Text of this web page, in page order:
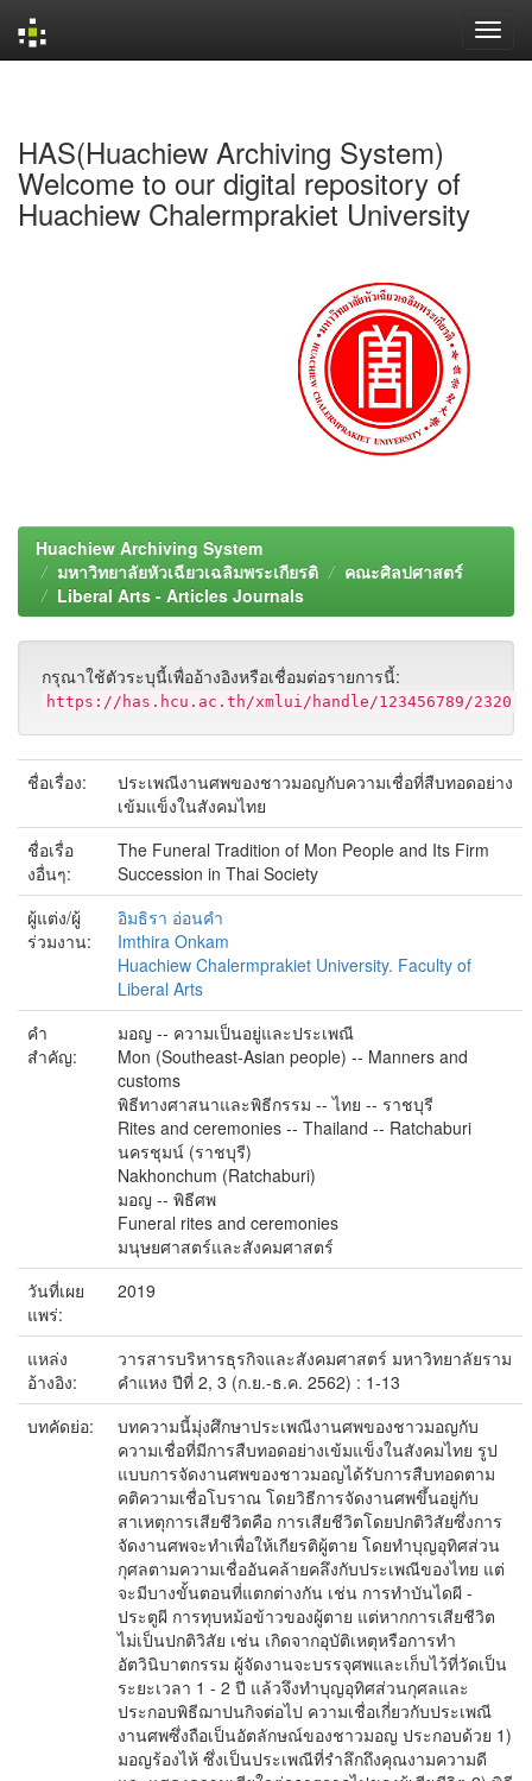
HAS(Huachiew Archiving System)
Welcome to our digital repository of
Huachiew Chalermprakiet University
Huachiew Archiving System
มหาวิทยาลัยหัวเฉียวเฉลิมพระเกียรติ
คณะศิลปศาสตร์
Liberal Arts - Articles Journals
กรุณาใช้ตัวระบุนี้เพื่ออ้างอิงหรือเชื่อมต่อรายการนี้:
https://has.hcu.ac.th/xmlui/handle/123456789/2320
ชื่อเรื่อง:
ประเพณีงานศพของชาวมอญกับความเชื่อที่สืบทอดอย่าง
เข้มแข็งในสังคมไทย
ชื่อเรื่อ
งอื่นๆ:
The Funeral Tradition of Mon People and Its Firm
Succession in Thai Society
ผู้แต่ง/ผู้
ร่วมงาน:
อิมธิรา อ่อนคำ
Imthira Onkam
Huachiew Chalermprakiet University. Faculty of
Liberal Arts
คำ
สำคัญ:
มอญ -- ความเป็นอยู่และประเพณี
Mon (Southeast-Asian people) -- Manners and
customs
พิธีทางศาสนาและพิธีกรรม -- ไทย -- ราชบุรี
Rites and ceremonies -- Thailand -- Ratchaburi
นครชุมน์ (ราชบุรี)
Nakhonchum (Ratchaburi)
มอญ -- พิธีศพ
Funeral rites and ceremonies
มนุษยศาสตร์และสังคมศาสตร์
วันที่เผย
แพร่:
2019
แหล่ง
อ้างอิง:
วารสารบริหารธุรกิจและสังคมศาสตร์ มหาวิทยาลัยราม
คําแหง ปีที่ 2, 3 (ก.ย.-ธ.ค. 2562) : 1-13
บทคัดย่อ:
บทความนี้มุ่งศึกษาประเพณีงานศพของชาวมอญกับ
ความเชื่อที่มีการสืบทอดอย่างเข้มแข็งในสังคมไทย รูป
แบบการจัดงานศพของชาวมอญได้รับการสืบทอดตาม
คติความเชื่อโบราณ โดยวิธีการจัดงานศพขึ้นอยู่กับ
สาเหตุการเสียชีวิตคือ การเสียชีวิตโดยปกติวิสัยซึ่งการ
จัดงานศพจะทำเพื่อให้เกียรติผู้ตาย โดยทำบุญอุทิศส่วน
กุศลตามความเชื่ออันคล้ายคลึงกับประเพณีของไทย แต่
จะมีบางขั้นตอนที่แตกต่างกัน เช่น การทำบันไดผี -
ประตูผี การทุบหม้อข้าวของผู้ตาย แต่หากการเสียชีวิต
ไม่เป็นปกติวิสัย เช่น เกิดจากอุบัติเหตุหรือการทำ
อัตวินิบาตกรรม ผู้จัดงานจะบรรจุศพและเก็บไว้ที่วัดเป็น
ระยะเวลา 1 - 2 ปี แล้วจึงทำบุญอุทิศส่วนกุศลและ
ประกอบพิธีฌาปนกิจต่อไป ความเชื่อเกี่ยวกับประเพณี
งานศพซึ่งถือเป็นอัตลักษณ์ของชาวมอญ ประกอบด้วย 1)
มอญร้องไห้ ซึ่งเป็นประเพณีที่รำลึกถึงคุณงามความดี